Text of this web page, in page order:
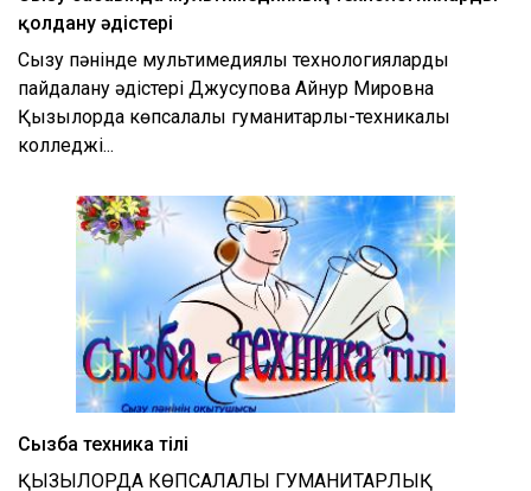
қолдану әдістері
Сызу пәнінде мультимедиялық технологияларды
пайдалану әдістері Джусупова Айнур Мировна
Қызылорда көпсалалы гуманитарлық-техникалық
колледжі...
Сызба техника тілі
ҚЫЗЫЛОРДА КӨПСАЛАЛЫ ГУМАНИТАРЛЫҚ